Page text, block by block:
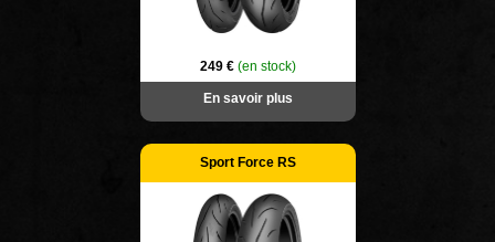
249 € (en stock)
En savoir plus
Sport Force RS